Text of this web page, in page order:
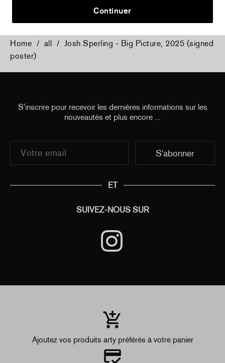
Home / all / Josh Sperling - Big Picture, 2025 (signed
poster)
S'inscrire pour recevoir les dernières informations sur les
nouveautés et plus encore ...
ET
SUIVEZ-NOUS SUR
Ajoutez vos produits arty préférés à votre panier
Continuer